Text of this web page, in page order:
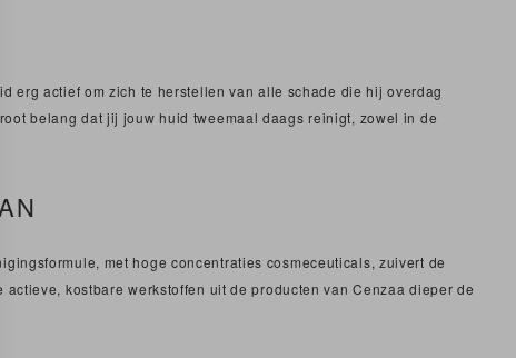
erg actief om zich te herstellen van alle schade die hij overdag
belang dat jij jouw huid tweemaal daags reinigt, zowel in de
met hoge concentraties cosmeceuticals, zuivert de
kostbare werkstoffen uit de producten van Cenzaa dieper de